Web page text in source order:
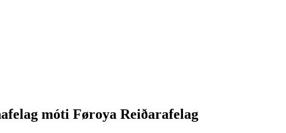
móti Føroya Reiðarafelag